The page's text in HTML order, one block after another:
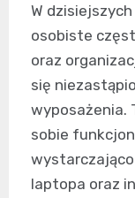
W
osobiste
oraz
się
wyposażenia.
sobie
laptopa oraz